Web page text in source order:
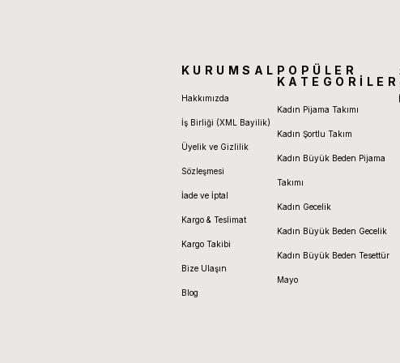
KURUMSAL
Hakkımızda
İş Birliği (XML Bayilik)
Üyelik ve Gizlilik
Sözleşmesi
İade ve İptal
Kargo & Teslimat
Kargo Takibi
Bize Ulaşın
Blog
POPÜLER
KATEGORİLER
Kadın Pijama Takımı
Kadın Şortlu Takım
Kadın Büyük Beden Pijama
Takımı
Kadın Gecelik
Kadın Büyük Beden Gecelik
Kadın Büyük Beden Tesettür
Mayo